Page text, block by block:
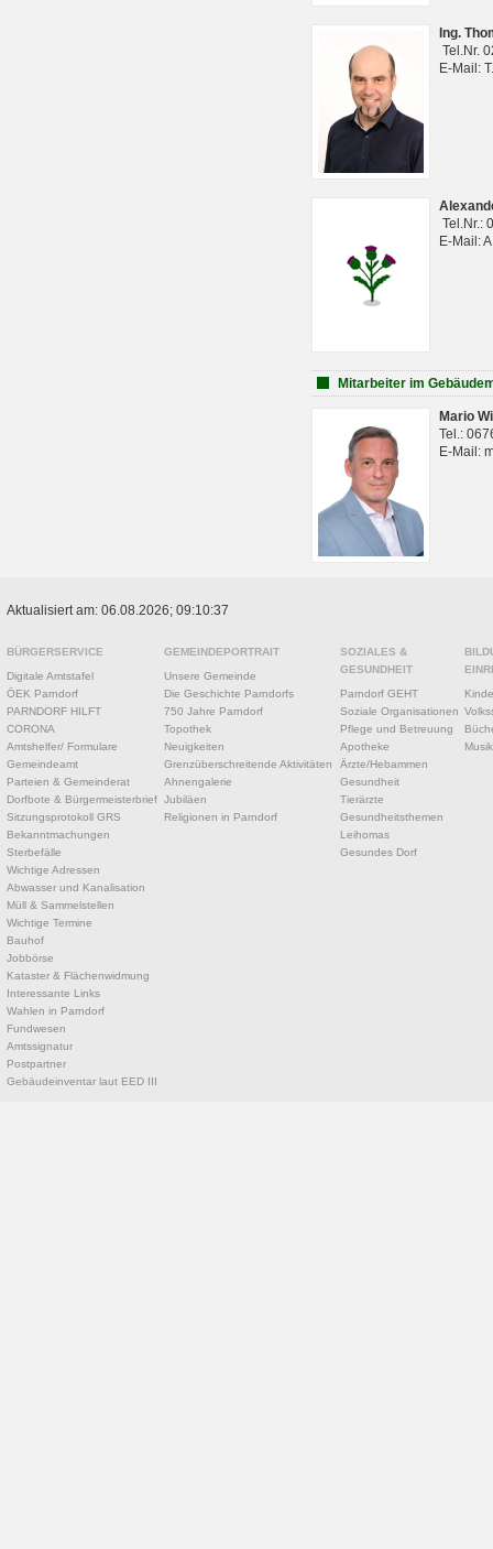
Ing.
Tel.Nr.
E-Mail:
Tel.Nr.:
E-Mail:
Mitarbeiter im
Mario
Tel.:
E-Mail:
Aktualisiert am: 06.08.2026; 09:10:37
BÜRGERSERVICE
Digitale Amtstafel
ÖEK Parndorf
PARNDORF HILFT
CORONA
Amtshelfer/ Formulare
Gemeindeamt
Parteien & Gemeinderat
Dorfbote & Bürgermeisterbrief
Sitzungsprotokoll GRS
Bekanntmachungen
Sterbefälle
Wichtige Adressen
Abwasser und Kanalisation
Müll & Sammelstellen
Wichtige Termine
Bauhof
Jobbörse
Kataster & Flächenwidmung
Interessante Links
Wahlen in Parndorf
Fundwesen
Amtssignatur
Postpartner
Gebäudeinventar laut EED III
GEMEINDEPORTRAIT
Unsere Gemeinde
Die Geschichte Parndorfs
750 Jahre Parndorf
Topothek
Neuigkeiten
Grenzüberschreitende Aktivitäten
Ahnengalerie
Jubiläen
Religionen in Parndorf
SOZIALES &
GESUNDHEIT
Parndorf GEHT
Soziale Organisationen
Pflege und Betreuung
Apotheke
Ärzte/Hebammen
Gesundheit
Tierärzte
Gesundheitsthemen
Leihomas
Gesundes Dorf